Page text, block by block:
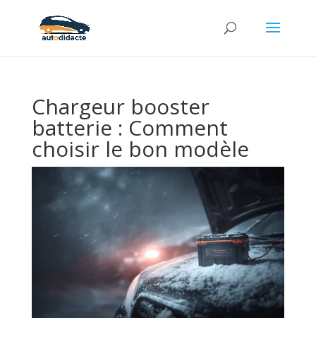
Chargeur booster
batterie : Comment
choisir le bon modèle